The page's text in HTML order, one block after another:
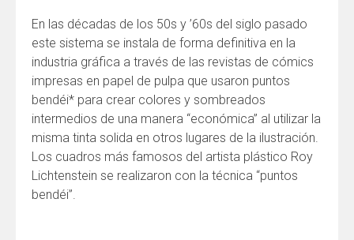
En las décadas de los 50s y ’60s del siglo pasado
este sistema se instala de forma definitiva en la
industria gráfica a través de las revistas de cómics
impresas en papel de pulpa que usaron puntos
bendéi* para crear colores y sombreados
intermedios de una manera “económica” al utilizar la
misma tinta solida en otros lugares de la ilustración.
Los cuadros más famosos del artista plástico Roy
Lichtenstein se realizaron con la técnica “puntos
bendéi”.